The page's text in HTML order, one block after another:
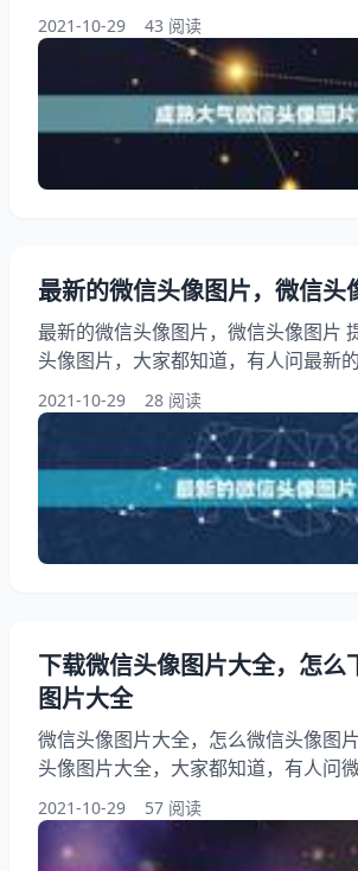
熟大气微信头像图片女，另外，还有人
头像图片40岁和微信名字，你知道这
实一般女人发自己温柔漂亮成熟的照
里是为了勾引男人，下面就一起来看
像图片女士，希望能够帮助到大家！
像图片40岁和微信名字 问：成
2021-10-29 43 阅读
最新的微信头像图片，微信头
最新的微信头像图片，微信头像图片
头像图片，大家都知道，有人问最新
另外，还有人想问微信头像图片有哪
怎么回事？其实微信头像图片有什么
头像图片，下面就一起来看看微信头
帮助到大家！ 1、微信头像图片有哪
拍照上传作为微信头像，也可以搜搜
欢的保存到手机，然后上传作为头像
2021-10-29 28 阅读
下载微信头像图片大全，怎么
图片大全
微信头像图片大全，怎么微信头像图
头像图片大全，大家都知道，有人问
全，另外，还有人想问怎样去微信头
是怎么回事？其实如何微信头像，下
么微信头像图片大全，希望能够帮助
2021-10-29 57 阅读